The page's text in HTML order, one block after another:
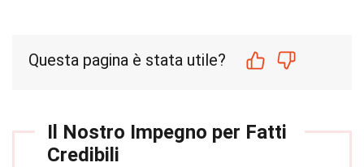
Questa pagina è stata utile?
Il Nostro Impegno per Fatti
Credibili